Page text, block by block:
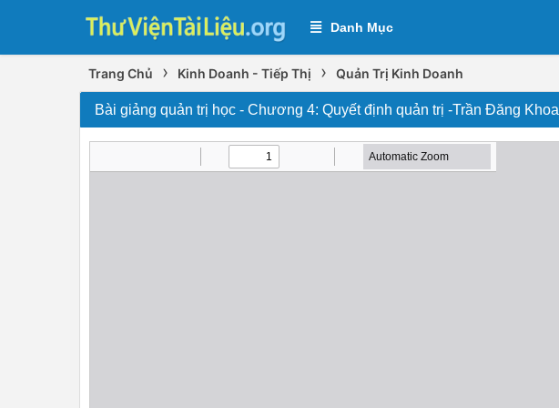
Danh Mục
Trang Chủ › Kinh Doanh - Tiếp Thị › Quản Trị Kinh Doanh
Bài giảng quản trị học - Chương 4: Quyết định quản trị -Trần Đăng Khoa